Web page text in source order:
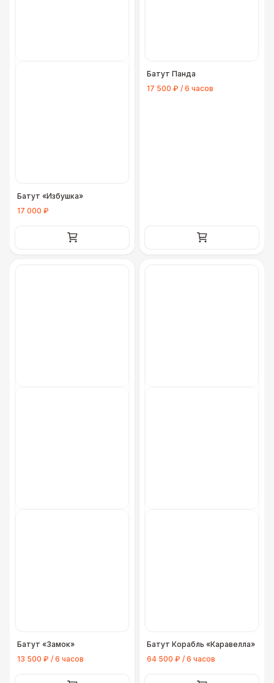
Батут «Избушка»
17 000 ₽
Батут Панда
17 500 ₽ / 6 часов
Батут «Замок»
13 500 ₽ / 6 часов
Батут Корабль «Каравелла»
64 500 ₽ / 6 часов